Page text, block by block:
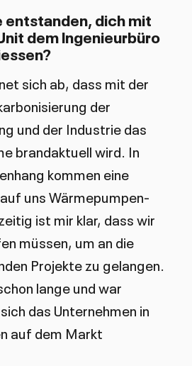
entstanden, dich mit
dem Ingenieurbüro
sich ab, dass mit der
der
und der Industrie das
brandaktuell wird. In
kommen eine
uns Wärmepumpen-
ist mir klar, dass wir
müssen, um an die
Projekte zu gelangen.
lange und war
das Unternehmen in
auf dem Markt